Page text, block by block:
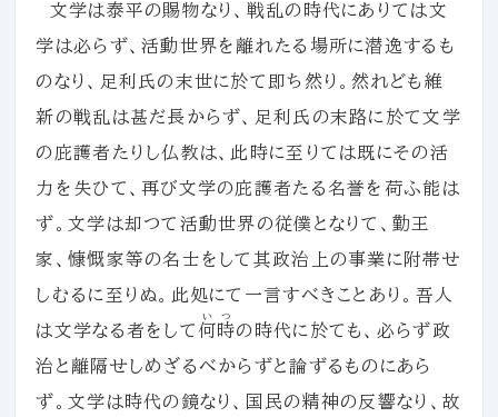
文学は泰平の賜物なり、戦乱の時代にありては文
学は必らず、活動世界を離れたる場所に潜逸するも
のなり、足利氏の末世に於て即ち然り。然れども維
新の戦乱は甚だ長からず、足利氏の末路に於て文学
の庇護者たりし仏教は、此時に至りては既にその活
力を失ひて、再び文学の庇護者たる名誉を荷ふ能は
ず。文学は却つて活動世界の従僕となりて、勤王
家、慷慨家等の名士をして其政治上の事業に附帯せ
しむるに至りぬ。此処にて一言すべきことあり。吾人
は文学なる者をして 何時
いつ
の時代に於ても、必らず政
治と離隔せしめざるべからずと論ずるものにあら
ず。文学は時代の鏡なり、国民の精神の反響なり、故